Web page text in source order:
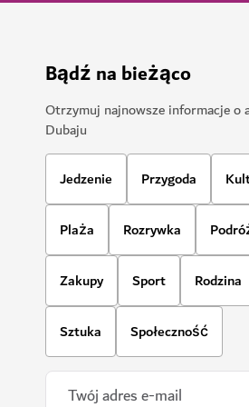
Bądź na bieżąco
Otrzymuj najnowsze informacje o
Dubaju
Jedzenie Przygoda
Plaża Rozrywka
Zakupy Sport Rodzina
Sztuka Społeczność